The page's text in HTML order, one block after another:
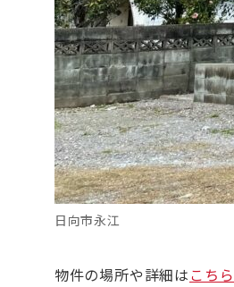
日向市永江
物件の場所や詳細はこちら